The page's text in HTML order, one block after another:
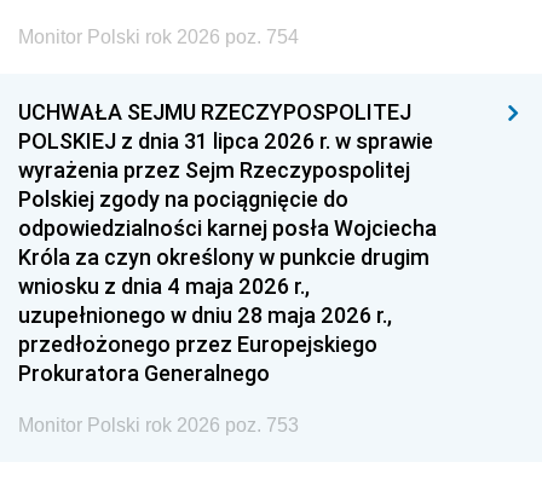
Monitor Polski rok 2026 poz. 754
UCHWAŁA SEJMU RZECZYPOSPOLITEJ
POLSKIEJ z dnia 31 lipca 2026 r. w sprawie
wyrażenia przez Sejm Rzeczypospolitej
Polskiej zgody na pociągnięcie do
odpowiedzialności karnej posła Wojciecha
Króla za czyn określony w punkcie drugim
wniosku z dnia 4 maja 2026 r.,
uzupełnionego w dniu 28 maja 2026 r.,
przedłożonego przez Europejskiego
Prokuratora Generalnego
Monitor Polski rok 2026 poz. 753